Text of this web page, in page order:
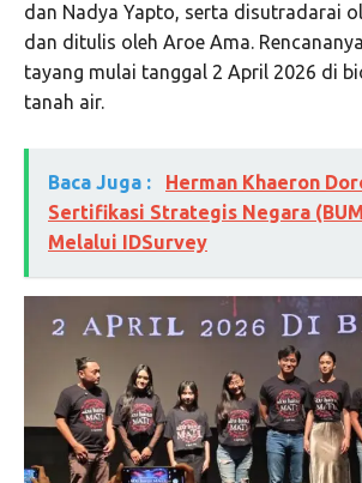
dan Nadya Yapto, serta disutradarai
dan ditulis oleh Aroe Ama.
tayang mulai tanggal 2 April 2026 di
tanah air.
Baca Juga :
Herman Khaeron
Sertifikasi Strategis Negara
Melalui IDSurvey